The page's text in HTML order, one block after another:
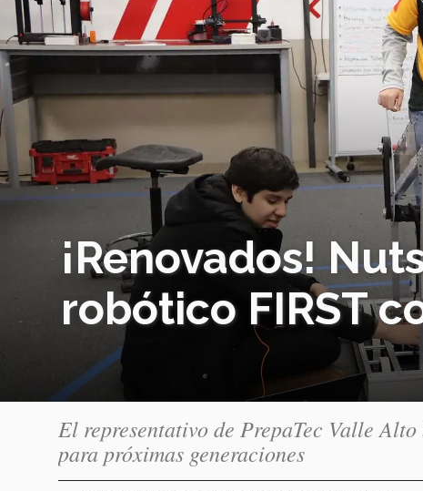
¡Renovados!
robótico FIRST
El representativo de PrepaTec Valle
para próximas generaciones